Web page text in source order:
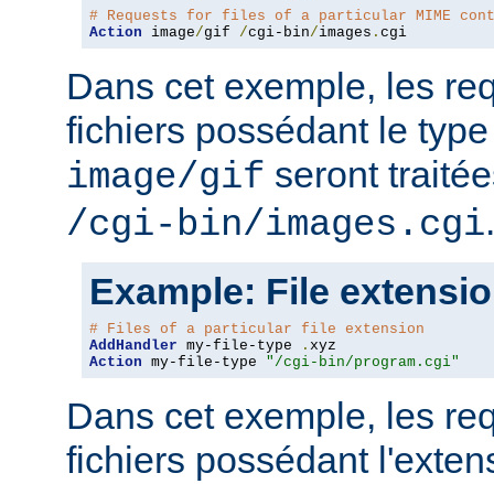
# Requests for files of a particular MIME
Action image/gif /cgi-bin/images . cgi
Dans cet exemple, les
fichiers possédant le
image/gif seront
/cgi-bin/images.cgi.
Example: File
# Files of a particular file extension
AddHandler my-file-type .
Action my-file-type "/cgi-bin/program.cgi"
Dans cet exemple, les
fichiers possédant